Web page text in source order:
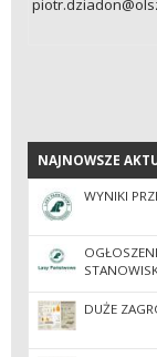
NAJNOWSZE
NAJNOWSZE
WYNIKI
DUŻE